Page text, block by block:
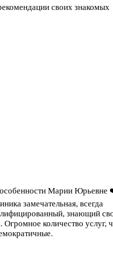
своих знакомых
особенности Марии Юрьевне
замечательная, всегда
знающий
Огромное количество услуг,